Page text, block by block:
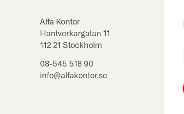
Alfa Kontor
Hantverkargatan 11
112 21 Stockholm
08-545 518 90
info@alfakontor.se